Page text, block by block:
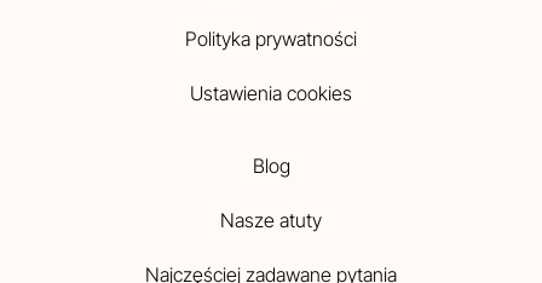
Polityka prywatności
Ustawienia cookies
Blog
Nasze atuty
Najczęściej zadawane pytania